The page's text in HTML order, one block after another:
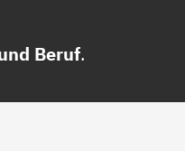
Beruf.